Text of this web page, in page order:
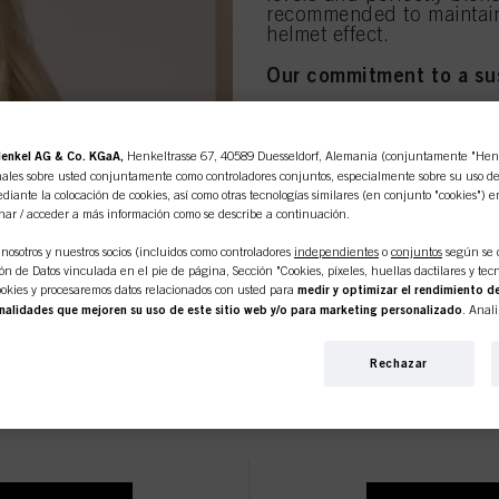
recommended to
helmet effect.
Our commitment to a
With sustainability at
committed to taking
footprint.
BLONDME Lift & Blend
•Cap- 100% recycled
•Folding Box- min 93%
línea es de uso exclusivo
AG & Co. KGaA, Henkeltrasse 67, 40589 Duesseldorf, Alemania (conjuntamente
sobre usted conjuntamente como controladores conjuntos, especialmente sobre su uso
la colocación de cookies, así como otras tecnologías similares (en conjunto "cookies")
/ acceder a más información como se describe a continuación.
y nuestros socios (incluidos como controladores independientes o conjuntos según se
de Datos vinculada en el pie de página, Sección "Cookies, píxeles, huellas dactilares y
y procesaremos datos relacionados con usted para medir y optimizar el rendimiento
que mejoren su uso de este sitio web y/o para marketing personalizado .
sobre usted que podrán enriquecerse con datos obtenidos de terceros y otros sitios
píxeles, huellas dactilares y tecnologías similares"). Puede retirar su consentimiento en
Rechazar